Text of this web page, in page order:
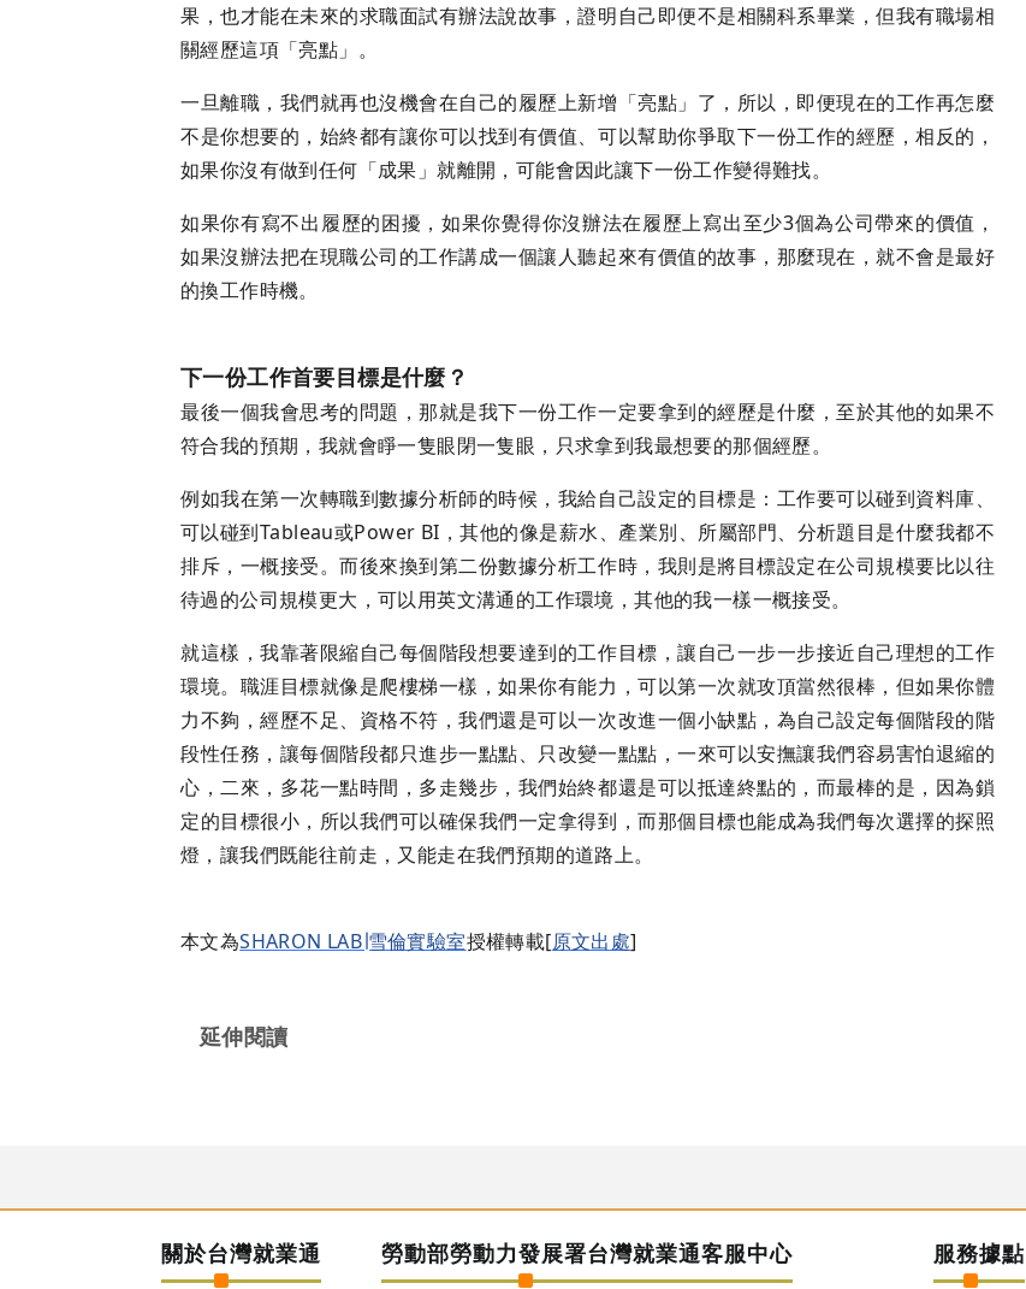
果，也才能在未來的求職面試有辦法說故事，證明自己即便不是相關科系畢業，但我有職場相
關經歷這項「亮點」。
一旦離職，我們就再也沒機會在自己的履歷上新增「亮點」了，所以，即便現在的工作再怎麼
不是你想要的，始終都有讓你可以找到有價值、可以幫助你爭取下一份工作的經歷，相反的，
如果你沒有做到任何「成果」就離開，可能會因此讓下一份工作變得難找。
如果你有寫不出履歷的困擾，如果你覺得你沒辦法在履歷上寫出至少3個為公司帶來的價值，
如果沒辦法把在現職公司的工作講成一個讓人聽起來有價值的故事，那麼現在，就不會是最好
的換工作時機。
下一份工作首要目標是什麼？
最後一個我會思考的問題，那就是我下一份工作一定要拿到的經歷是什麼，至於其他的如果不
符合我的預期，我就會睜一隻眼閉一隻眼，只求拿到我最想要的那個經歷。
例如我在第一次轉職到數據分析師的時候，我給自己設定的目標是：工作要可以碰到資料庫、
可以碰到Tableau或Power BI，其他的像是薪水、產業別、所屬部門、分析題目是什麼我都不
排斥，一概接受。而後來換到第二份數據分析工作時，我則是將目標設定在公司規模要比以往
待過的公司規模更大，可以用英文溝通的工作環境，其他的我一樣一概接受。
就這樣，我靠著限縮自己每個階段想要達到的工作目標，讓自己一步一步接近自己理想的工作
環境。職涯目標就像是爬樓梯一樣，如果你有能力，可以第一次就攻頂當然很棒，但如果你體
力不夠，經歷不足、資格不符，我們還是可以一次改進一個小缺點，為自己設定每個階段的階
段性任務，讓每個階段都只進步一點點、只改變一點點，一來可以安撫讓我們容易害怕退縮的
心，二來，多花一點時間，多走幾步，我們始終都還是可以抵達終點的，而最棒的是，因為鎖
定的目標很小，所以我們可以確保我們一定拿得到，而那個目標也能成為我們每次選擇的探照
燈，讓我們既能往前走，又能走在我們預期的道路上。
本文為SHARON LAB∣雪倫實驗室授權轉載[原文出處]
延伸閱讀
關於台灣就業通 勞動部勞動力發展署台灣就業通客服中心 服務據點